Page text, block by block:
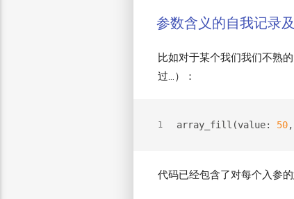
参数含义的自我记录
比如对于某个我们我们不熟
过…）：
1 array_fill(value: 50
代码已经包含了对每个入参